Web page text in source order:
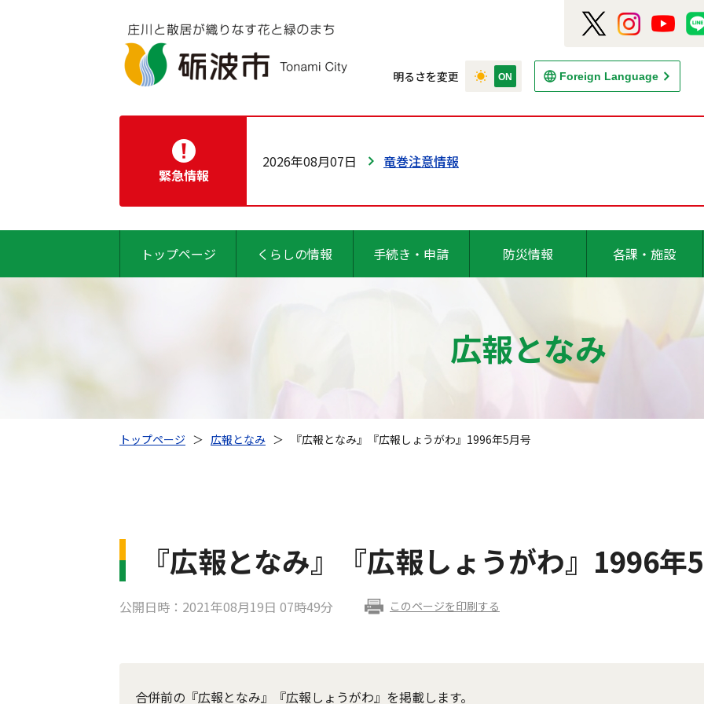
明るさを変更 Foreign Language
緊急情報
2026年08月07日 竜巻注意情報
トップページ くらしの情報 手続き・申請 防災情報 各課・施設
広報となみ
トップページ ＞ 広報となみ ＞ 『広報となみ』『広報しょうがわ』1996年5月号
『広報となみ』『広報しょうがわ』1996年
公開日時：2021年08月19日 07時49分 このページを印刷する
合併前の『広報となみ』『広報しょうがわ』を掲載します。